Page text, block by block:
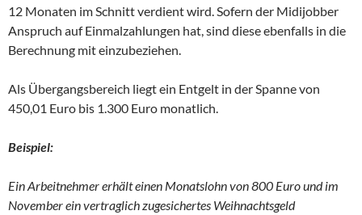
12 Monaten im Schnitt verdient wird. Sofern der Midijobber
Anspruch auf Einmalzahlungen hat, sind diese ebenfalls in die
Berechnung mit einzubeziehen.
Als Übergangsbereich liegt ein Entgelt in der Spanne von
450,01 Euro bis 1.300 Euro monatlich.
Beispiel:
Ein Arbeitnehmer erhält einen Monatslohn von 800 Euro und im
November ein vertraglich zugesichertes Weihnachtsgeld